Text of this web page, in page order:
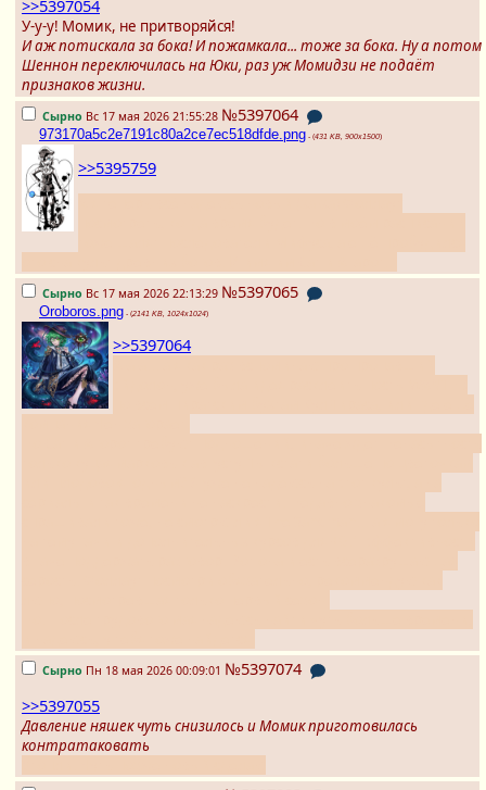
>>5397054
У-у-у! Момик, не притворяйся!
И аж потискала за бока! И пожамкала... тоже за бока. Ну а потом
Шеннон переключилась на Юки, раз уж Момидзи не подаёт
признаков жизни.
Сырно Вс 17 мая 2026 21:55:28 №5397064
973170a5c2e7191c80a2ce7ec518dfde.png - (431 KB, 900x1500)
>>5395759
Сырно Вс 17 мая 2026 22:13:29 №5397065
Oroboros.png - (2141 KB, 1024x1024)
>>5397064
Сырно Пн 18 мая 2026 00:09:01 №5397074
>>5397055
Давление няшек чуть снизилось и Момик приготовилась
контратаковать